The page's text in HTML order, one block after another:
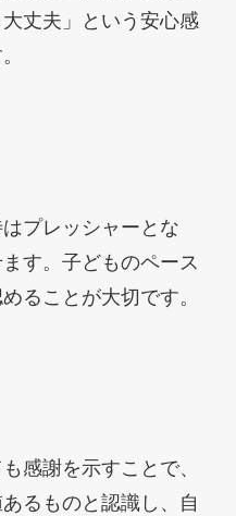
丈夫」という安心感
プレッシャーとな
す。子どものペース
ることが大切です。
感謝を示すことで、
るものと認識し、自